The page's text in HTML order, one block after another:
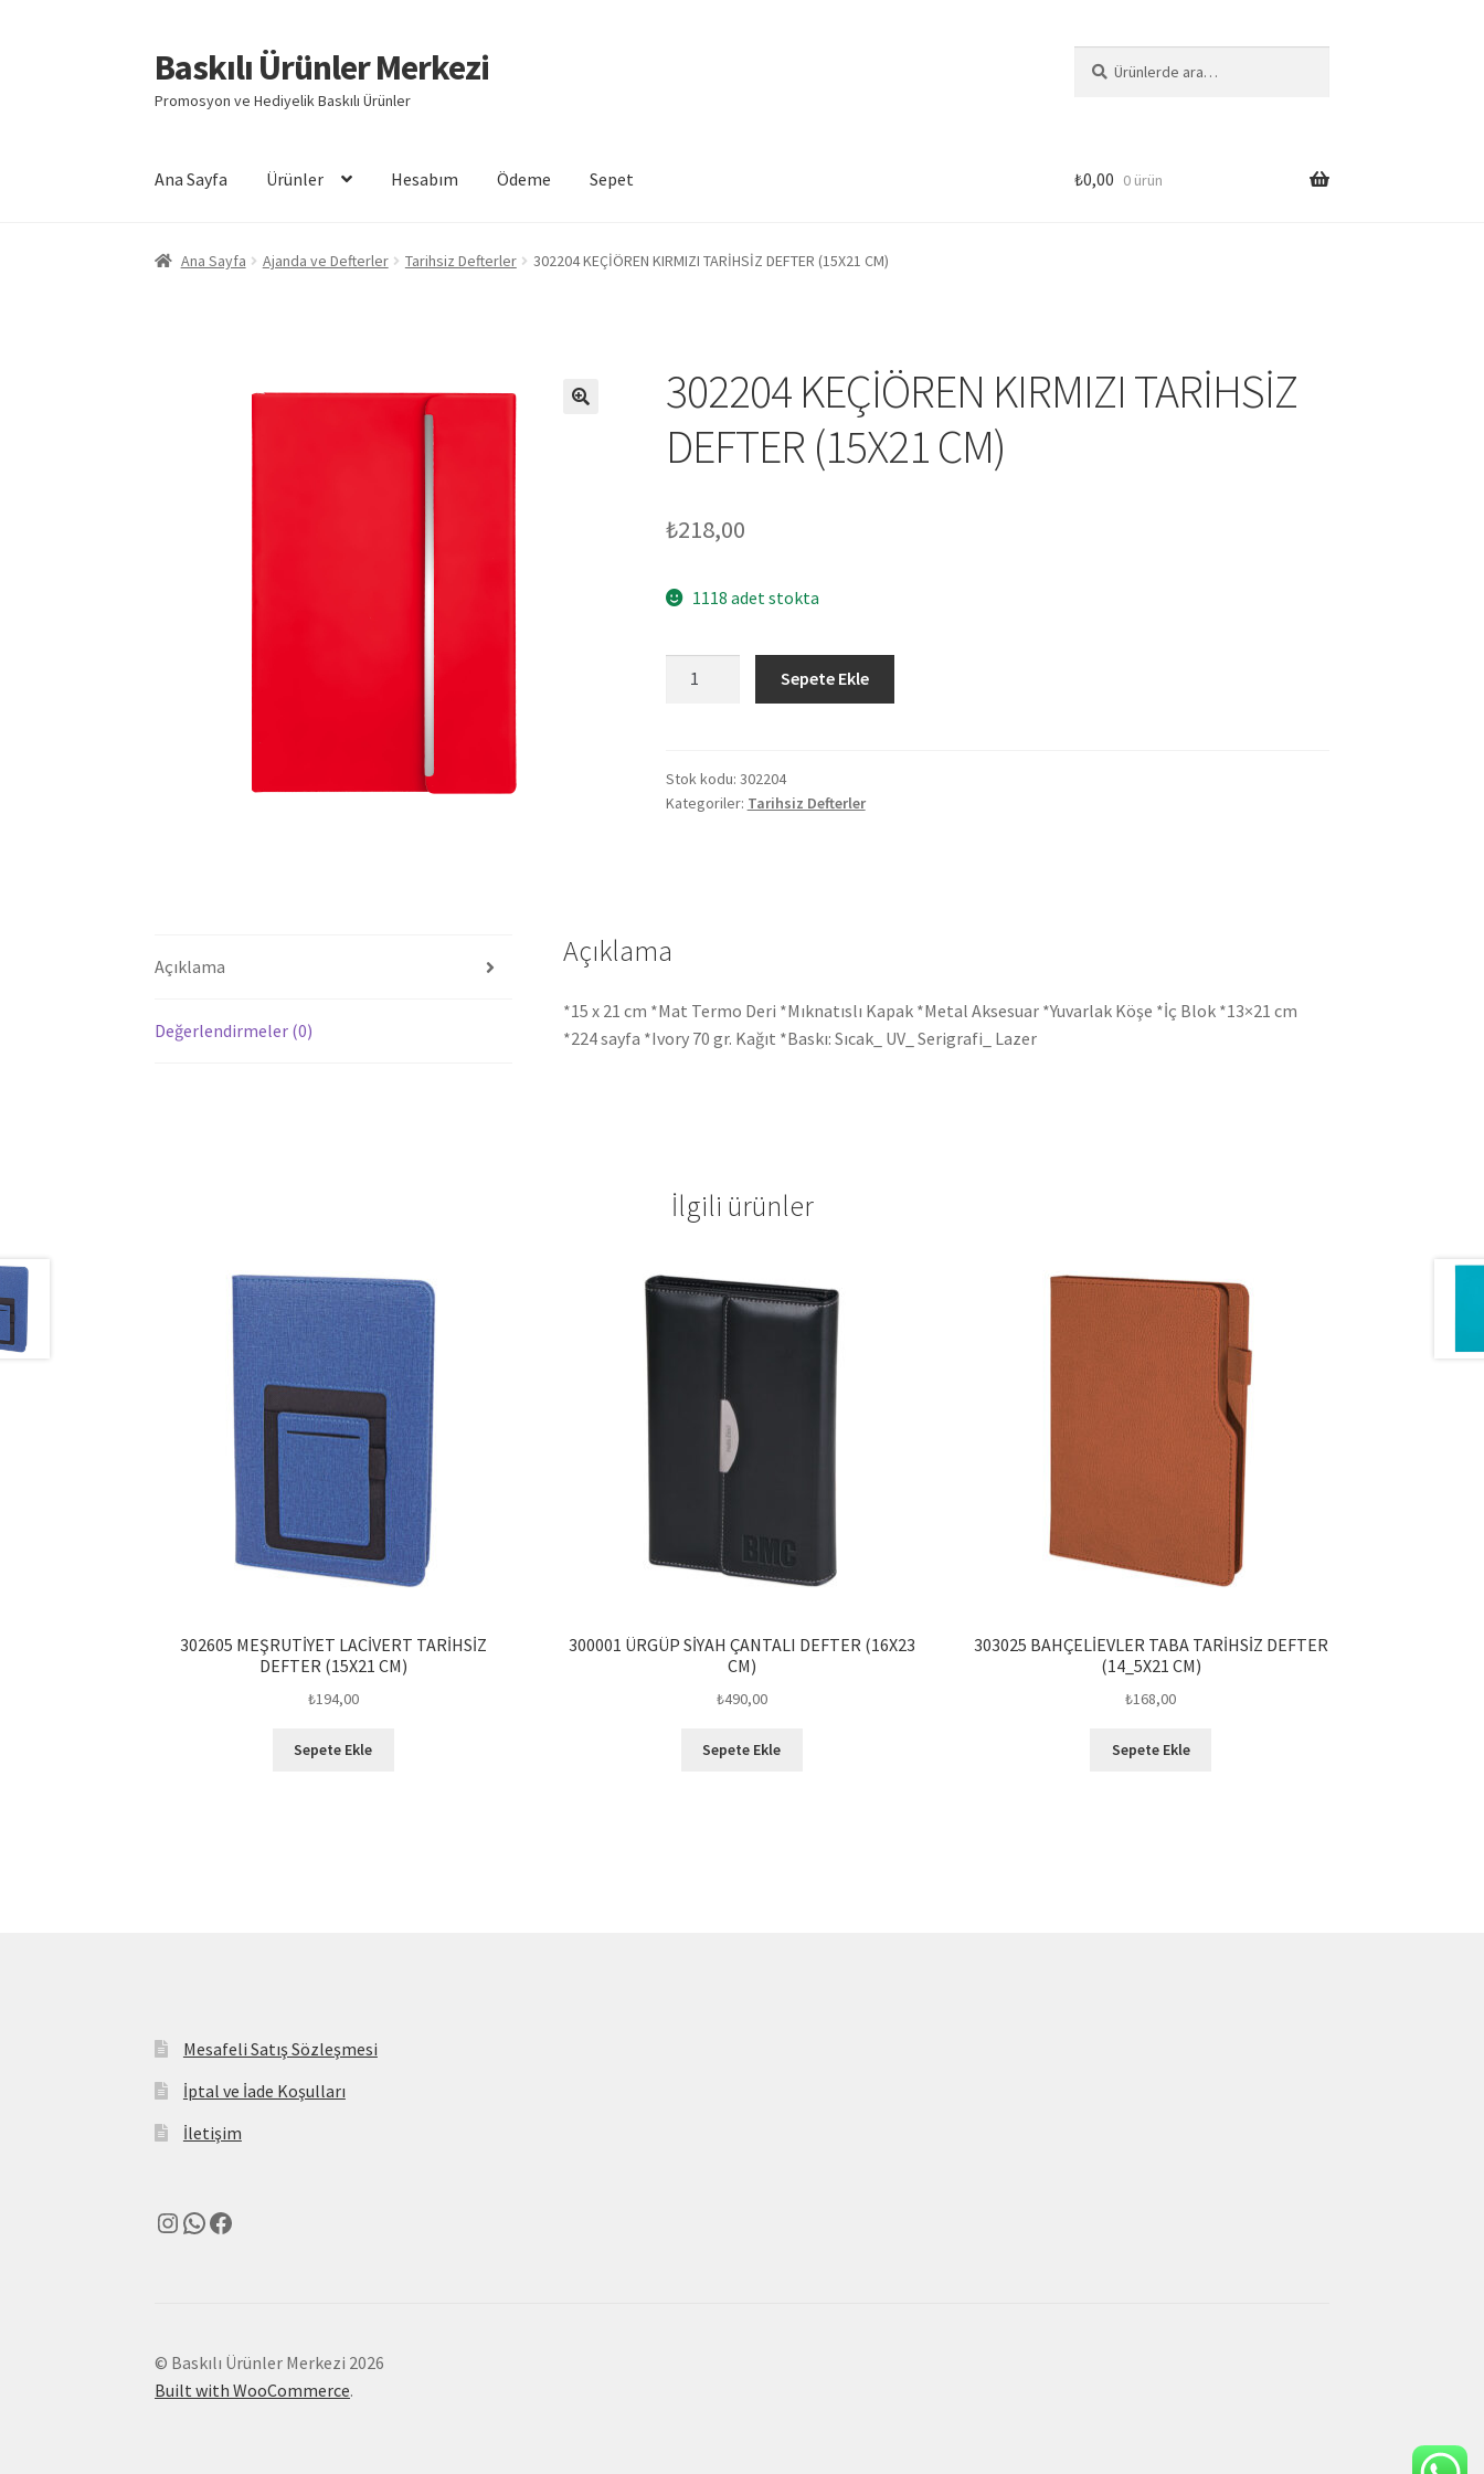
Dolaşıma
geç
İçeriğe
geç
Baskılı Ürünler Merkezi
Promosyon ve Hediyelik Baskılı Ürünler
Ana Sayfa Ürünler Hesabım Ödeme Sepet
Giriş Baskılı Ürünler Hesabım İletişim İPTAL VE İADE KOŞULLARIİptal ve İade PolitikasıMesafeli Satış Sözleşmesi
₺0,00 0 ürün
Ana Sayfa Ajanda ve Defterler Tarihsiz Defterler 302204 KEÇİÖREN KIRMIZI TARİHSİZ DEFTER (15X21 CM)
302204 KEÇİÖREN KIRMIZI TARİHSİZ
DEFTER (15X21 CM)
₺218,00
1118 adet stokta
DEFTER
(15X21
Sepete Ekle
Stok kodu: 302204
Kategoriler: Tarihsiz Defterler
Açıklama
Değerlendirmeler (0)
Açıklama
*15 x 21 cm *Mat Termo Deri *Mıknatıslı Kapak *Metal Aksesuar *Yuvarlak Köşe *İç Blok *13×21 cm
*224 sayfa *Ivory 70 gr. Kağıt *Baskı: Sıcak_ UV_ Serigrafi_ Lazer
İlgili ürünler
302605 MEŞRUTİYET LACİVERT TARİHSİZ
DEFTER (15X21 CM)
₺194,00
Sepete Ekle
300001 ÜRGÜP SİYAH ÇANTALI DEFTER (16X23
CM)
₺490,00
Sepete Ekle
303025 BAHÇELİEVLER TABA TARİHSİZ DEFTER
(14_5X21 CM)
₺168,00
Sepete Ekle
Mesafeli Satış Sözleşmesi
İptal ve İade Koşulları
İletişim
Instagram
WhatsApp
Facebook
© Baskılı Ürünler Merkezi 2026
Built with WooCommerce.